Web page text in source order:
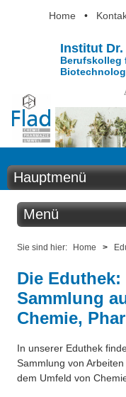
Home •
Institut Dr.
Berufskolleg
Hauptmenü
Home
Berufsinformation
Über uns
Besonderheiten
Projekte
Menü
Eduthek
Kabinettstücke
SuperLab - Das
Nanotechnologie
Chemie in der
Sie sind hier: Home >
Die
Sammlung
Chemie,
In unserer Eduthek
Sammlung von
dem Umfeld von